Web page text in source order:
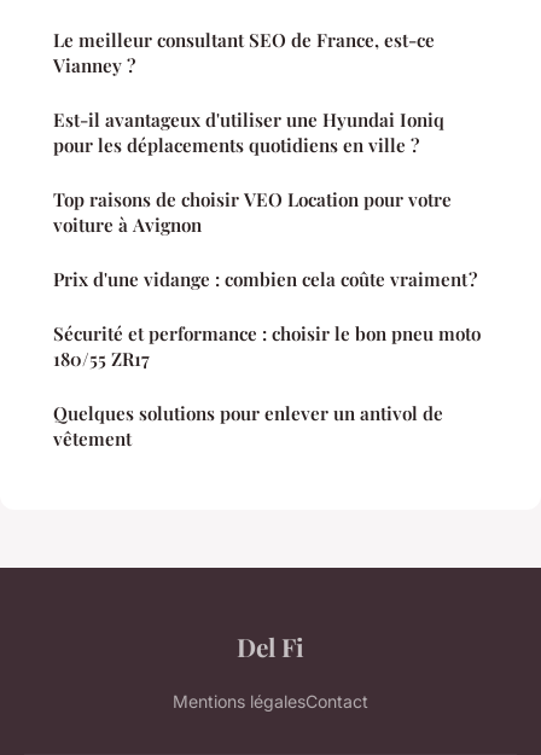
Le meilleur consultant SEO de France, est-ce
Vianney ?
Est-il avantageux d'utiliser une Hyundai Ioniq
pour les déplacements quotidiens en ville ?
Top raisons de choisir VEO Location pour votre
voiture à Avignon
Prix d'une vidange : combien cela coûte vraiment ?
Sécurité et performance : choisir le bon pneu moto
180/55 ZR17
Quelques solutions pour enlever un antivol de
vêtement
Del Fi
Mentions légalesContact